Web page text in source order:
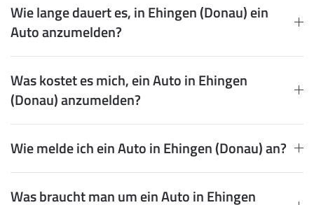
Wie lange dauert es, in Ehingen (Donau) ein
Auto anzumelden?
Was kostet es mich, ein Auto in Ehingen
(Donau) anzumelden?
Wie melde ich ein Auto in Ehingen (Donau) an?
Was braucht man um ein Auto in Ehingen